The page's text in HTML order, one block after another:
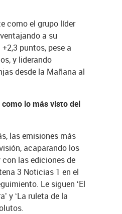
como el grupo líder
a su
puntos, pese a
y liderando
desde la Mañana al
lo más visto del
las emisiones más
acaparando los
las ediciones de
3 Noticias 1 en el
Le siguen ‘El
y ‘La ruleta de la